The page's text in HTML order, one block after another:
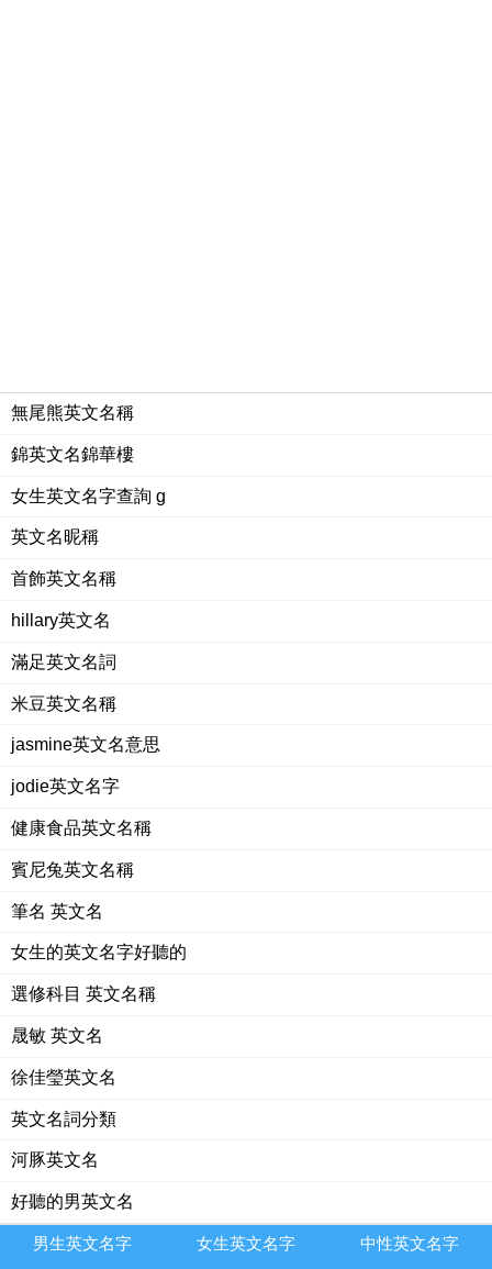
無尾熊英文名稱
錦英文名錦華樓
女生英文名字查詢 g
英文名昵稱
首飾英文名稱
hillary英文名
滿足英文名詞
米豆英文名稱
jasmine英文名意思
jodie英文名字
健康食品英文名稱
賓尼兔英文名稱
筆名 英文名
女生的英文名字好聽的
選修科目 英文名稱
晟敏 英文名
徐佳瑩英文名
英文名詞分類
河豚英文名
好聽的男英文名
男生英文名字 女生英文名字 中性英文名字